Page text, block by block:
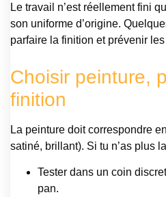
Le travail n’est réellement fini
son uniforme d’origine.
parfaire la finition et prévenir
Choisir peinture,
finition
La peinture doit correspondre
satiné, brillant). Si tu n’as plus
Tester dans un coin
pan.